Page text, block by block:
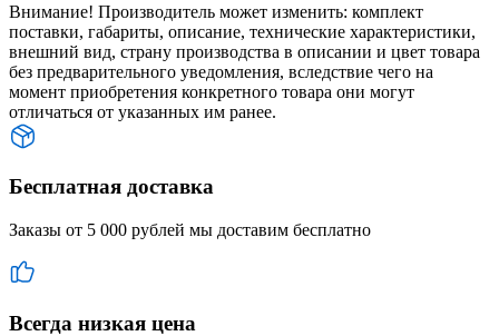
Внимание! Производитель может изменить: комплект
поставки, габариты, описание, технические характеристики,
внешний вид, страну производства в описании и цвет товара
без предварительного уведомления, вследствие чего на
момент приобретения конкретного товара они могут
отличаться от указанных им ранее.
Бесплатная доставка
Заказы от 5 000 рублей мы доставим бесплатно
Всегда низкая цена